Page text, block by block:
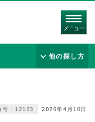
メニュー
他の探し方
2026年4月10日
号：12123